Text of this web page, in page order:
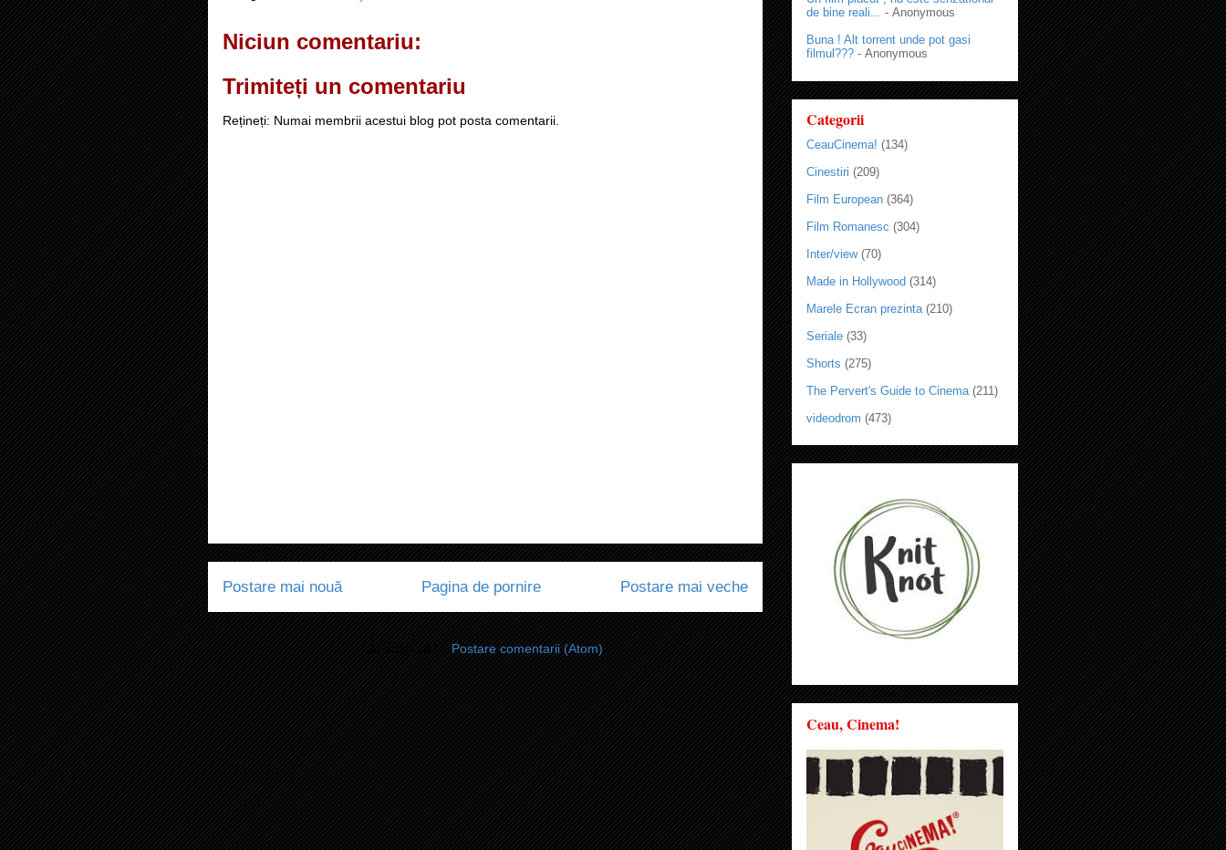
Niciun comentariu:
Trimiteți un comentariu
Rețineți: Numai membrii acestui blog pot posta comentarii.
Postare mai nouă Postare mai veche
Pagina de pornire
Abonați-vă la:Postare comentarii (Atom)
de bine reali... - Anonymous
Buna ! Alt torrent unde pot gasi
filmul??? - Anonymous
Categorii
CeauCinema! (134)
Cinestiri (209)
Film European (364)
Film Romanesc (304)
Inter/view (70)
Made in Hollywood (314)
Marele Ecran prezinta (210)
Seriale (33)
Shorts (275)
The Pervert's Guide to Cinema (211)
videodrom (473)
Ceau, Cinema!